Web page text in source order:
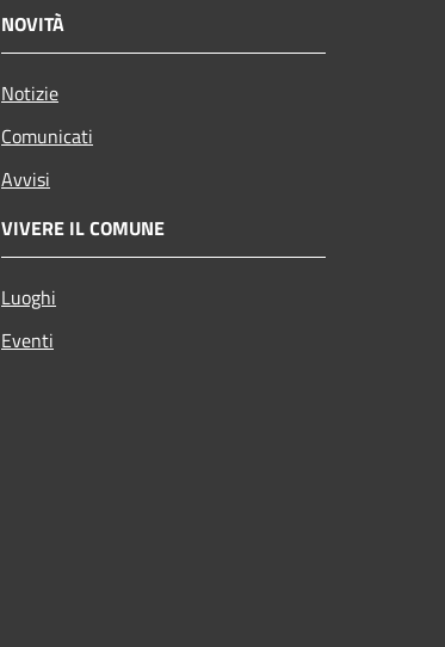
NOVITÀ
Notizie
Comunicati
Avvisi
VIVERE IL COMUNE
Luoghi
Eventi